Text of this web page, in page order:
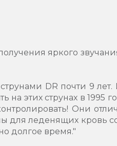
яркого
DR почти 9 лет.
этих струнах в 1995
Они
для леденящих кровь
долгое время."